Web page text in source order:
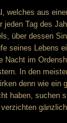
welches aus
jeden Tag des
über dessen
seines Lebens
Nacht im
In den
denn wie ein
haben, suchen